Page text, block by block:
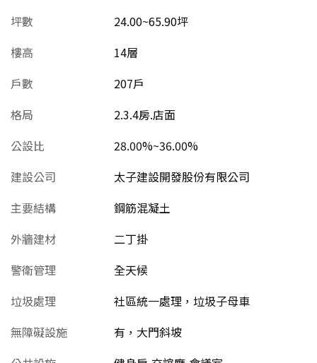
坪數
24.00~65.90坪
樓高
14層
戶數
207戶
格局
2.3.4房.店面
公設比
28.00%~36.00%
建設公司
太子建設開發股份有限公司
主要結構
鋼筋混凝土
外牆建材
二丁掛
警衛管理
全天候
垃圾處理
社區統一處理，垃圾子母車
無障礙設施
有，大門斜坡